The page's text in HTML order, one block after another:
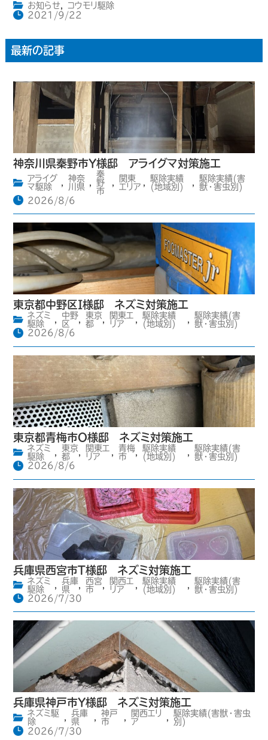
お知らせ,
コウモリ駆除
2021/9/22
最新の記事
神奈川県秦野市Y様邸 アライグマ対策施工
アライグ
マ駆除
,
神奈
川県 ,
秦
野
市
,
関東
エリア ,
駆除実績
(地域別)
,
駆除実績(害
獣・害虫別)
2026/8/6
東京都中野区I様邸 ネズミ対策施工
ネズミ
駆除
,
中野
区
,
東京
都
,
関東エ
リア
,
駆除実績
(地域別)
,
駆除実績(害
獣・害虫別)
2026/8/6
東京都青梅市O様邸 ネズミ対策施工
ネズミ
駆除
,
東京
都
,
関東エ
リア
,
青梅
市
,
駆除実績
(地域別)
,
駆除実績(害
獣・害虫別)
2026/8/6
兵庫県西宮市T様邸 ネズミ対策施工
ネズミ
駆除
兵庫
県
,
西宮
市
関西エ
リア
駆除実績
(地域別)
駆除実績(害
獣・害虫別)
2026/7/30
兵庫県神戸市Y様邸 ネズミ対策施工
ネズミ駆
除
,
兵庫
県
,
神戸
市
,
関西エリ
ア
,
駆除実績(害獣・害虫
別)
2026/7/30